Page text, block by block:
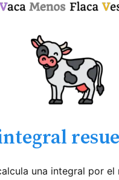
una integral por